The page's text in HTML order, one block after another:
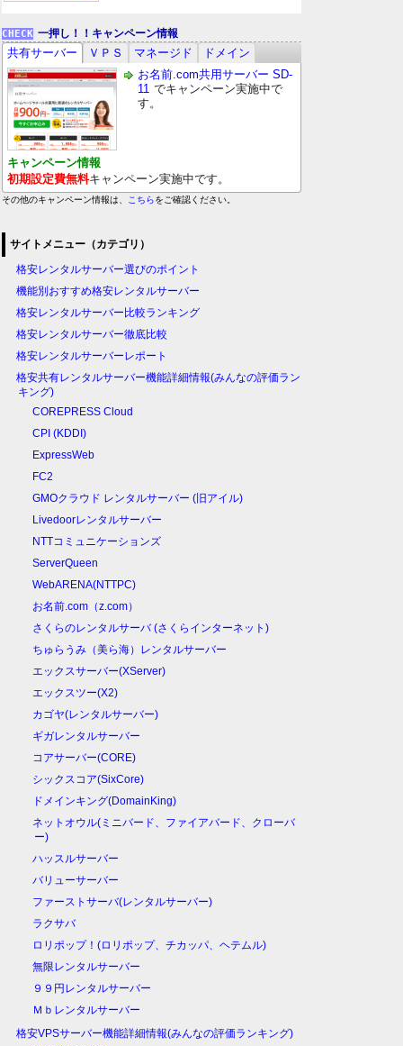
一押し！！キャンペーン情報
共有サーバー ＶＰＳ マネージド
ドメイン
お名前.com共用サーバー SD-
11 でキャンペーン実施中で
す。
キャンペーン情報
初期設定費無料キャンペーン実施中です。
その他のキャンペーン情報は、 こちらをご確認ください。
サイトメニュー（カテゴリ）
格安レンタルサーバー選びのポイント
機能別おすすめ格安レンタルサーバー
格安レンタルサーバー比較ランキング
格安レンタルサーバー徹底比較
格安レンタルサーバーレポート
格安共有レンタルサーバー機能詳細情報(みんなの評価ラン
キング)
COREPRESS Cloud
CPI (KDDI)
ExpressWeb
FC2
GMOクラウド レンタルサーバー (旧アイル)
Livedoorレンタルサーバー
NTTコミュニケーションズ
ServerQueen
WebARENA(NTTPC)
お名前.com（z.com）
さくらのレンタルサーバ (さくらインターネット)
ちゅらうみ（美ら海）レンタルサーバー
エックスサーバー(XServer)
エックスツー(X2)
カゴヤ(レンタルサーバー)
ギガレンタルサーバー
コアサーバー(CORE)
シックスコア(SixCore)
ドメインキング(DomainKing)
ネットオウル(ミニバード、ファイアバード、クローバ
ー)
ハッスルサーバー
バリューサーバー
ファーストサーバ(レンタルサーバー)
ラクサバ
ロリポップ！(ロリポップ、チカッパ、ヘテムル)
無限レンタルサーバー
９９円レンタルサーバー
Ｍｂレンタルサーバー
格安VPSサーバー機能詳細情報(みんなの評価ランキング)